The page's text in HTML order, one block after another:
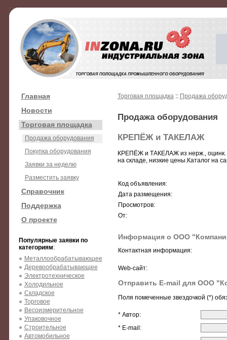
Главная
Новости
Торговая площадка
Продажа оборудования
Покупка оборудования
Заявки за неделю
Разместить заявку
Справочник
Поддержка
О проекте
Популярные заявки по
категориям:
Металлообрабатывающее
Деревообрабатывающее
Электротехническое
Холодильное
Складское
Торговое
Весоизмерительное
Упаковочное
Строительное
Автомобильное
Торговая площадка:: Продажа
Продажа оборудования
КРЕПЁЖ и ТАКЕЛАЖ
КРЕПЁЖ и ТАКЕЛАЖ из нерж., оцинк.
на складе, низкие цены.Каталог на
Код объявления:
Дата размещения:
Просмотров:
От:
Информация о ООО
Контактная информация:
Web-сайт:
Отправить E-mail для ООО
Поля помеченные звездочкой (*)
* Автор:
* E-mail: